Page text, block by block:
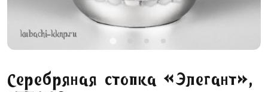
Серебряная стопка «Элегант»,